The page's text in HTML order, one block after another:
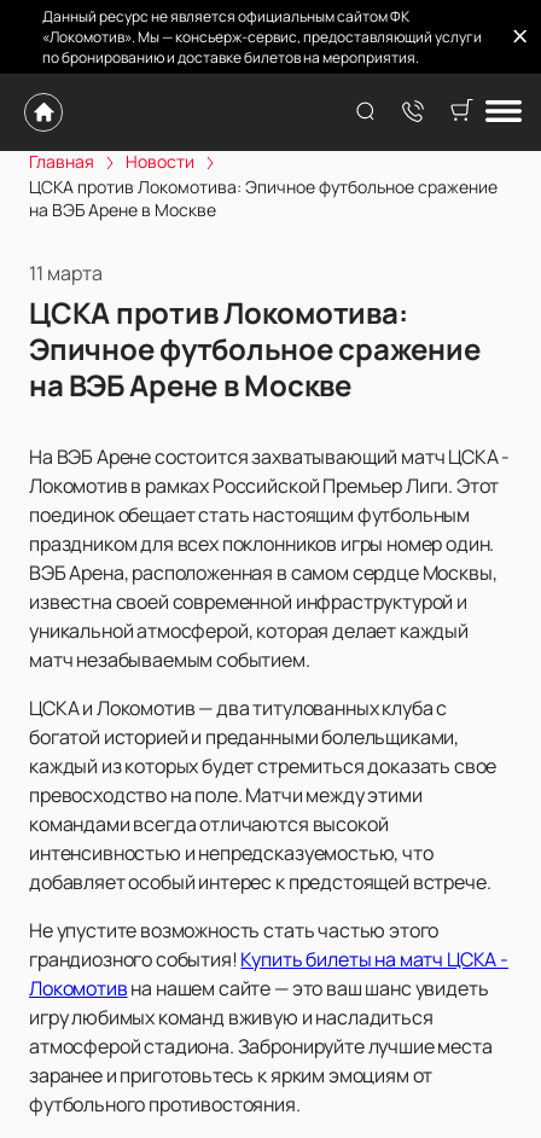
Данный ресурс не является официальным сайтом ФК
«Локомотив». Мы — консьерж-сервис, предоставляющий услуги
по бронированию и доставке билетов на мероприятия.
Главная
Новости
ЦСКА против Локомотива: Эпичное футбольное сражение
на ВЭБ Арене в Москве
11 марта
ЦСКА против Локомотива:
Эпичное футбольное сражение
на ВЭБ Арене в Москве
На ВЭБ Арене состоится захватывающий матч ЦСКА -
Локомотив в рамках Российской Премьер Лиги. Этот
поединок обещает стать настоящим футбольным
праздником для всех поклонников игры номер один.
ВЭБ Арена, расположенная в самом сердце Москвы,
известна своей современной инфраструктурой и
уникальной атмосферой, которая делает каждый
матч незабываемым событием.
ЦСКА и Локомотив — два титулованных клуба с
богатой историей и преданными болельщиками,
каждый из которых будет стремиться доказать свое
превосходство на поле. Матчи между этими
командами всегда отличаются высокой
интенсивностью и непредсказуемостью, что
добавляет особый интерес к предстоящей встрече.
Не упустите возможность стать частью этого
грандиозного события! Купить билеты на матч ЦСКА -
Локомотивна нашем сайте — это ваш шанс увидеть
игру любимых команд вживую и насладиться
атмосферой стадиона. Забронируйте лучшие места
заранее и приготовьтесь к ярким эмоциям от
футбольного противостояния.